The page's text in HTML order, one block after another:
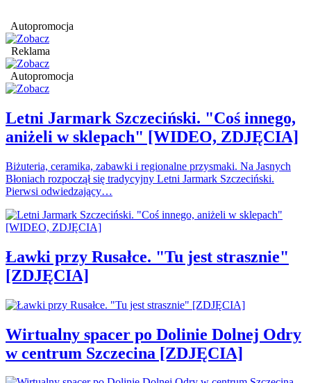
Autopromocja
Reklama
Autopromocja
Letni Jarmark Szczeciński. "Coś innego,
aniżeli w sklepach" [WIDEO, ZDJĘCIA]
Biżuteria, ceramika, zabawki i regionalne przysmaki. Na Jasnych
Błoniach rozpoczął się tradycyjny Letni Jarmark Szczeciński.
Pierwsi odwiedzający…
Ławki przy Rusałce. "Tu jest strasznie"
[ZDJĘCIA]
Wirtualny spacer po Dolinie Dolnej Odry
w centrum Szczecina [ZDJĘCIA]